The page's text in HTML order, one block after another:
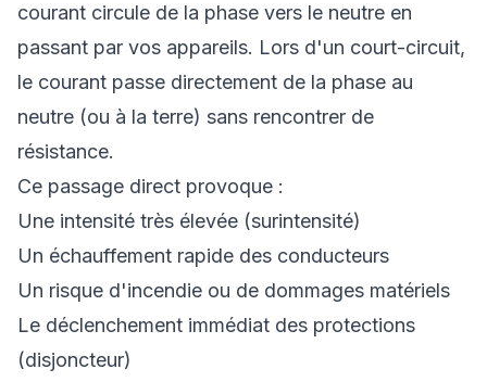
courant circule de la phase vers le neutre en
passant par vos appareils. Lors d'un court-circuit,
le courant passe directement de la phase au
neutre (ou à la terre) sans rencontrer de
résistance.
Ce passage direct provoque :
Une intensité très élevée (surintensité)
Un échauffement rapide des conducteurs
Un risque d'incendie ou de dommages matériels
Le déclenchement immédiat des protections
(disjoncteur)